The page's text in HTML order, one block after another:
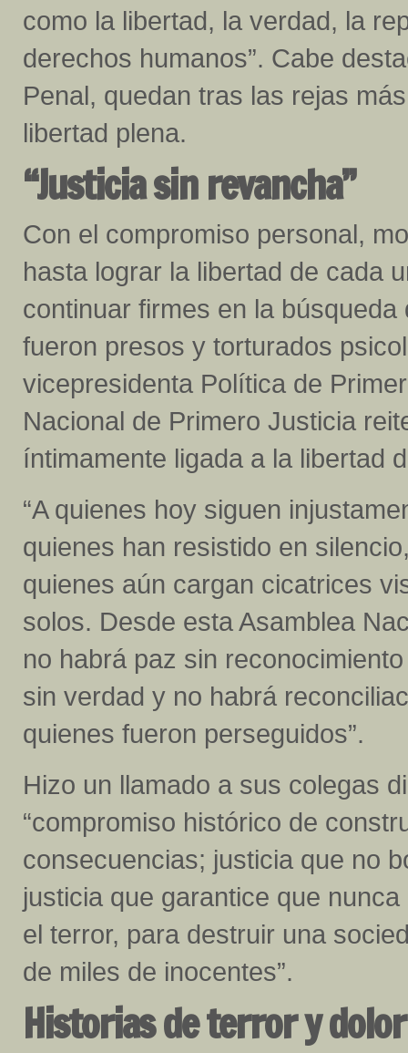
como la libertad, la verdad, la
derechos humanos”. Cabe
Penal, quedan tras las rejas
libertad plena.
“Justicia sin revancha”
Con el compromiso personal,
hasta lograr la libertad de cada
continuar firmes en la
fueron presos y torturados
vicepresidenta Política de
Nacional de Primero Justicia
íntimamente ligada a la libertad
“A quienes hoy siguen
quienes han resistido en
quienes aún cargan cicatrices
solos. Desde esta Asamblea
no habrá paz sin
sin verdad y no habrá
quienes fueron perseguidos”.
Hizo un llamado a sus colegas
“compromiso histórico de
consecuencias; justicia que no
justicia que garantice que
el terror, para destruir una
de miles de inocentes”.
Historias de terror y dolor